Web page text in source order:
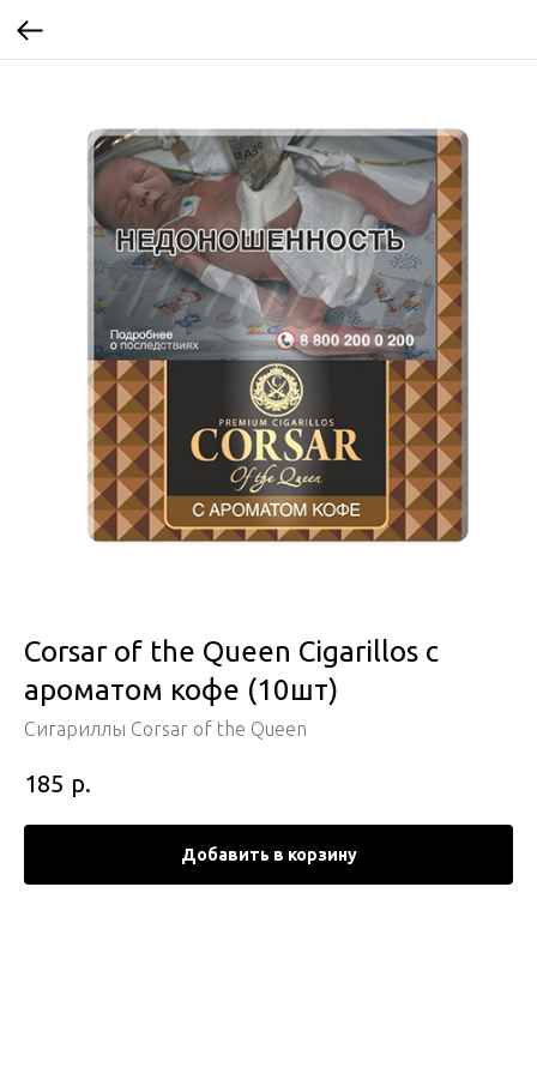
Corsar of the Queen Cigarillos c
ароматом кофе (10шт)
Сигариллы Corsar of the Queen
185 р.
Добавить в корзину